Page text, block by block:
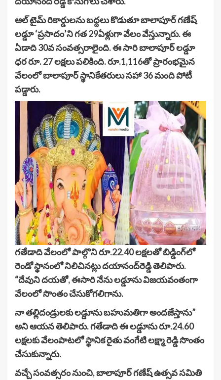
ఆల్ టైమ్ రికార్డులను బద్దలు కొడుతూ బాలాపూర్ గణేష్
లడ్డూ ‘ప్రసాదం’ని గత 29ఏళ్లుగా వేలం వేస్తున్నారు. ఈ
ఏడాది 30వ సంవత్సరాలైంది. ఈ సారి బాలాపూర్ లడ్డూ
ధర రూ. 27 లక్షలు పలికింది. రూ.1,116తో ప్రారంభమైన
వేలంలో బాలాపూర్ స్థానికేతరులు సహా 36 మంది పోటీ
పడ్డారు.
గతేడాది వేలంలో పాల్గొని రూ.22.40 లక్షలతో బిడ్డింగ్‌లో
రెండో స్థానంలో నిలిచినట్లు దయానంద్‌రెడ్డి తెలిపారు.
“దేవుని దయతో, ఈసారి నేను లడ్డూను విజయవంతంగా
వేలంలో సొంతం చేసుకోగలిగాను.
నా తల్లిదండ్రులకు లడ్డూను బహుమతిగా అందజేస్తాను”
అని ఆయన తెలిపారు. గతేడాది ఈ లడ్డూను రూ.24.60
లక్షలకు వేలంపాటలో స్థానిక రైతు వంగేటి లక్ష్మా రెడ్డి సొంతం
చేసుకున్నారు.
వచ్చే సంవత్సరం నుంచి, బాలాపూర్ గణేష్ ఉత్సవ సమితి